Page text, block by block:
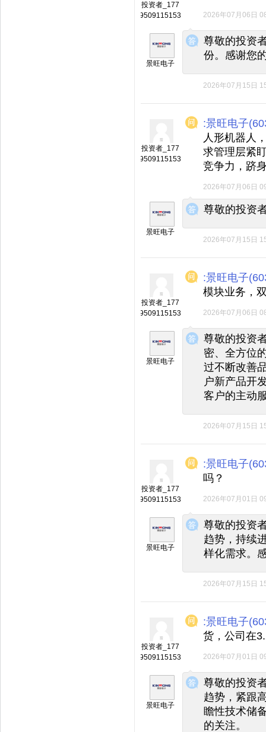
投资者_177
9509115153
2026年07月06日
◆
◆
景旺电子
尊敬的投资
份。感谢您
2026年07月15日
投资者_177
9509115153
:景旺电子
人形机器人
求管理层紧
竞争力，跻
2026年07月06日
◆
◆
景旺电子
尊敬的投资
2026年07月15日
投资者_177
9509115153
:景旺电子
模块业务，
2026年07月06日
◆
◆
景旺电子
尊敬的投资
密、全方位
过不断改善
户新产品开
客户的主动
2026年07月15日
投资者_177
9509115153
:景旺电子
吗？
2026年07月01日
◆
◆
景旺电子
尊敬的投资
趋势，持续
样化需求。
2026年07月15日
投资者_177
9509115153
:景旺电子
货，公司在
2026年07月01日
◆
◆
景旺电子
尊敬的投资
趋势，紧跟
瞻性技术储
的关注。